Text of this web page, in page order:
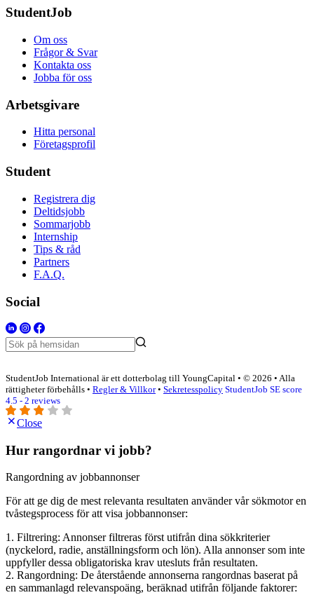
StudentJob
Om oss
Frågor & Svar
Kontakta oss
Jobba för oss
Arbetsgivare
Hitta personal
Företagsprofil
Student
Registrera dig
Deltidsjobb
Sommarjobb
Internship
Tips & råd
Partners
F.A.Q.
Social
StudentJob International är ett dotterbolag till YoungCapital • © 2026 • Alla
rättigheter förbehålls • Regler & Villkor• Sekretesspolicy StudentJob SE score
4.5 - 2 reviews
Close
Hur rangordnar vi jobb?
Rangordning av jobbannonser
För att ge dig de mest relevanta resultaten använder vår sökmotor en
tvåstegsprocess för att visa jobbannonser:
1. Filtrering: Annonser filtreras först utifrån dina sökkriterier
(nyckelord, radie, anställningsform och lön). Alla annonser som inte
uppfyller dessa obligatoriska krav utesluts från resultaten.
2. Rangordning: De återstående annonserna rangordnas baserat på
en sammanlagd relevanspoäng, beräknad utifrån följande faktorer: